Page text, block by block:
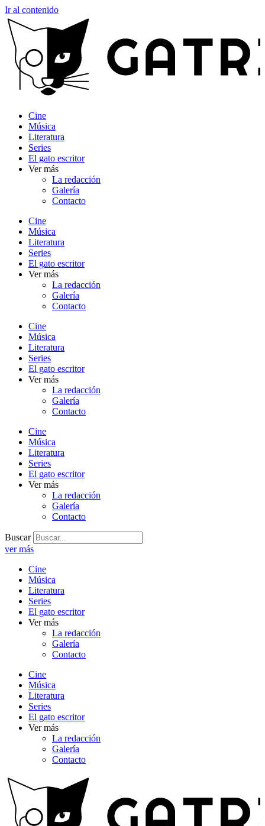
Ir al contenido
Cine
Música
Literatura
Series
El gato escritor
Ver más
La redacción
Galería
Contacto
Cine
Música
Literatura
Series
El gato escritor
Ver más
La redacción
Galería
Contacto
Cine
Música
Literatura
Series
El gato escritor
Ver más
La redacción
Galería
Contacto
Cine
Música
Literatura
Series
El gato escritor
Ver más
La redacción
Galería
Contacto
Buscar
ver más
Cine
Música
Literatura
Series
El gato escritor
Ver más
La redacción
Galería
Contacto
Cine
Música
Literatura
Series
El gato escritor
Ver más
La redacción
Galería
Contacto